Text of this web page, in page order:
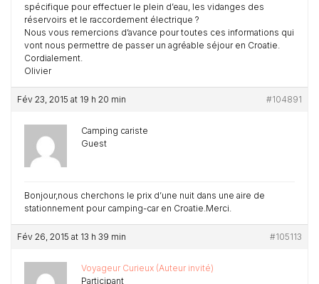
spécifique pour effectuer le plein d’eau, les vidanges des
réservoirs et le raccordement électrique ?
Nous vous remercions d’avance pour toutes ces informations qui
vont nous permettre de passer un agréable séjour en Croatie.
Cordialement.
Olivier
Fév 23, 2015 at 19 h 20 min #104891
Camping cariste
Guest
Bonjour,nous cherchons le prix d’une nuit dans une aire de
stationnement pour camping-car en Croatie.Merci.
Fév 26, 2015 at 13 h 39 min #105113
Voyageur Curieux (Auteur invité)
Participant